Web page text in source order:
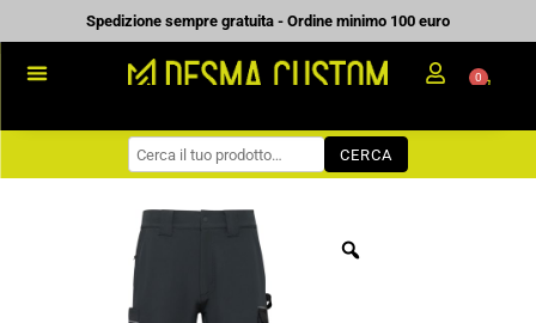
al
contenuto
Spedizione sempre gratuita - Ordine minimo 100 euro
WORKWEAR
COME ORDINARE
PREVENTIVI
CHI SIAMO
0
CERCA